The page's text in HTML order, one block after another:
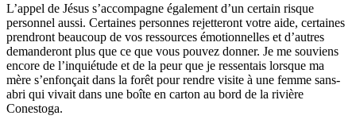
L’appel de Jésus s’accompagne également d’un certain risque
personnel aussi. Certaines personnes rejetteront votre aide, certaines
prendront beaucoup de vos ressources émotionnelles et d’autres
demanderont plus que ce que vous pouvez donner. Je me souviens
encore de l’inquiétude et de la peur que je ressentais lorsque ma
mère s’enfonçait dans la forêt pour rendre visite à une femme sans-
abri qui vivait dans une boîte en carton au bord de la rivière
Conestoga.